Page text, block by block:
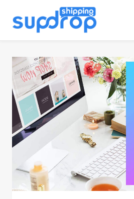
Inhalt